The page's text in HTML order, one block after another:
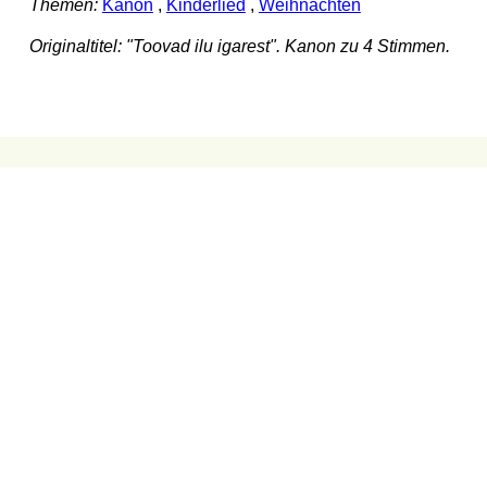
Themen: Kanon , Kinderlied , Weihnachten
Originaltitel: "Toovad ilu igarest". Kanon zu 4 Stimmen.